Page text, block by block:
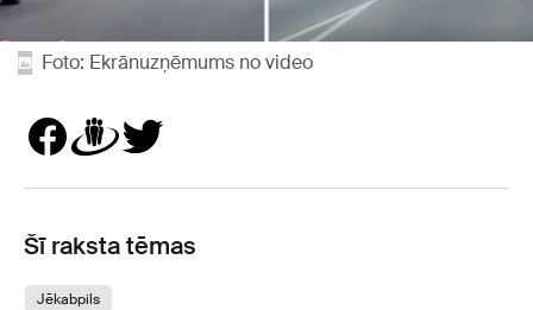
Foto: Ekrānuzņēmums no video
Šī raksta tēmas
Jēkabpils